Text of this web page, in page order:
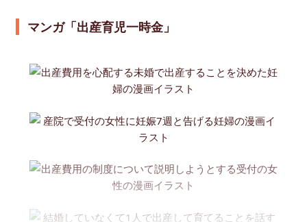
マンガ「出産育児一時金」